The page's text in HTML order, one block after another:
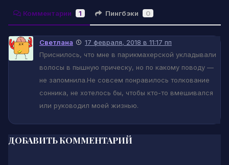
Комментарии 1 Пингбэки 0
Светлана
17 февраля, 2018 в 11:17 пп
Приснилось, что мне в парикмахерской укладывали
волосы в пышную прическу, но по какому поводу —
не запомнила.Не совсем понравилось толкование
сонника, не хотелось бы, чтобы кто-то вмешивался
или руководил моей жизнью.
ДОБАВИТЬ КОММЕНТАРИЙ